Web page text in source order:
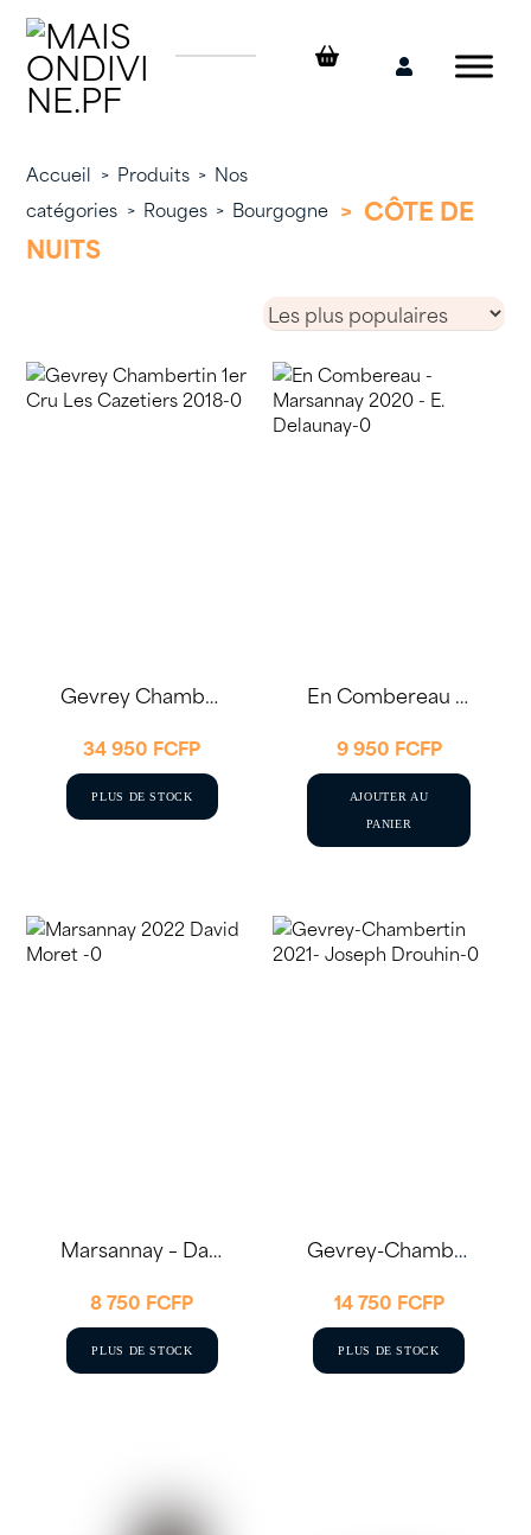
Skip
content
Mon
Accueil > Produits > Nos
catégories > Rouges > Bourgogne > CÔTE DE
NUITS
Gevrey Chambertin 1er Cru Les Cazetiers 2018 75cl
34 950 FCFP
PLUS DE STOCK
En Combereau – Marsannay 2020 75cl – E. Delaunay
9 950 FCFP
AJOUTER AU
PANIER
Marsannay – David Moret 2022 75cl
8 750 FCFP
PLUS DE STOCK
Gevrey-Chambertin 2021 75cl – Joseph Drouhin
14 750 FCFP
PLUS DE STOCK